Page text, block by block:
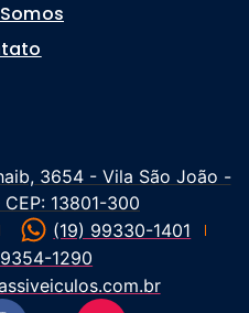
3654 - Vila São João -
13801-300
(19) 99330-1401
1290